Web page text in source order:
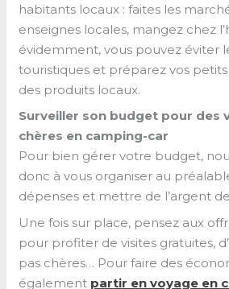
habitants locaux : faites les
enseignes locales, mangez chez
évidemment, vous pouvez éviter
touristiques et préparez vos
des produits locaux.
Surveiller son budget pour des
chères en camping-car
Pour bien gérer votre budget,
donc à vous organiser au
dépenses et mettre de l’argent
Une fois sur place, pensez aux
pour profiter de visites gratuites,
pas chères… Pour faire des
également partir en voyage en